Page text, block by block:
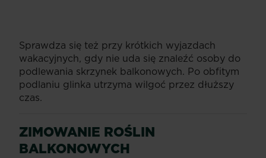
Sprawdza się też przy krótkich wyjazdach
wakacyjnych, gdy nie uda się znaleźć osoby do
podlewania skrzynek balkonowych. Po obfitym
podlaniu glinka utrzyma wilgoć przez dłuższy
czas.
ZIMOWANIE ROŚLIN
BALKONOWYCH